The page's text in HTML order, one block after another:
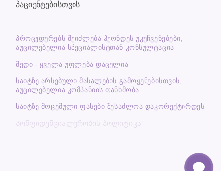
პაციენტებისთვის
ᲞᲠᲝᲪᲔᲓᲣᲠᲔᲑᲡ ᲨᲔᲘᲫᲚᲔᲑᲐ ᲰᲥᲝᲜᲓᲔᲡ ᲣᲙᲣᲩᲕᲔᲜᲔᲑᲔᲑᲘ,
ᲐᲣᲪᲘᲚᲔᲑᲔᲚᲘᲐ ᲡᲞᲔᲪᲘᲐᲚᲘᲡᲢᲗᲐᲜ ᲙᲝᲜᲡᲣᲚᲢᲐᲪᲘᲐ
მედი - ყველა უფლება დაცულია
საიტზე არსებული მასალების გამოყენებისთვის,
აუცილებელია კომპანიის თანხმობა.
საიტზე მოცემული ფასები შესაძლოა დაკორექტირდეს
Კონფიდენციალურობის პოლიტიკა